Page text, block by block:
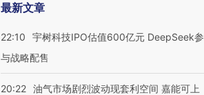
最新文章
22:10
宇树科技IPO估值600亿元 DeepSeek参
与战略配售
20:22 油气市场剧烈波动现套利空间 嘉能可上